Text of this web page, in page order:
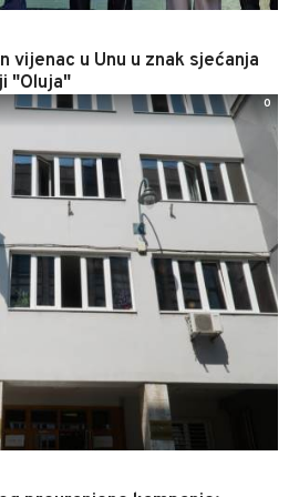
vijenac u Unu u znak sjećanja
"Oluja"
0